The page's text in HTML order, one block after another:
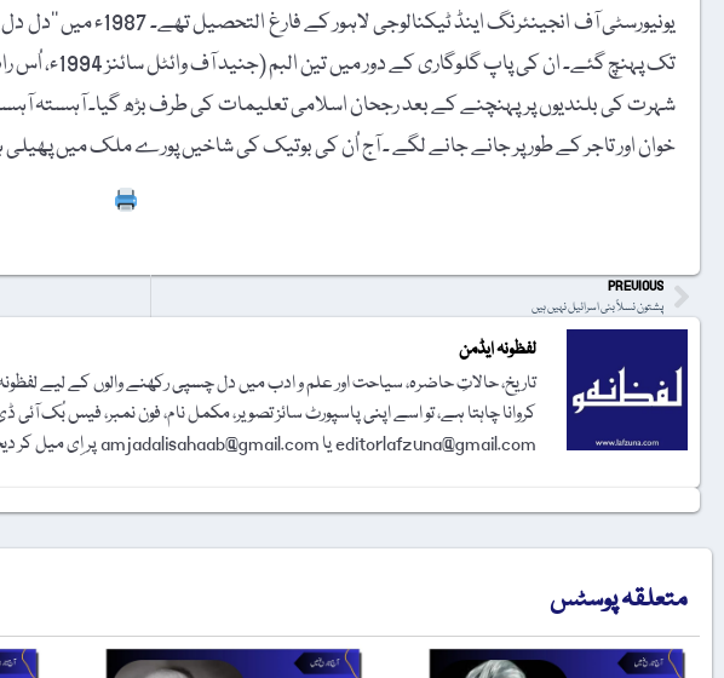
یونیورسٹی آف انجینئرنگ
تک پہنچ گئے۔ ان کی پاپ گلوگاری کے دور میں تین البم (جنید آف وائٹل سائنز 1994ء، اُس راہ پر 1999ء، دل کی بات 2002ء) ریلیز ہوئے ۔
شہرت کی بلندیوں پر پہنچنے کے بعد رجحان اسلامی تعلیمات کی طرف بڑھ گیا۔ آہستہ
خوان اور تاجر کے طور پر جانے جانے لگے ۔ آج اُن کی بوتیک کی شاخیں پورے ملک میں پھیلی
PREVIOUS
پشتون نسلاً بنی اسرائیل نہیں ہیں
لفظونہ ایڈمن
تاریخ، حالاتِ حاضرہ، سیاحت اور علم و ادب میں دل چسپی رکھنے والوں کے لیے
کروانا چاہتا ہے، تو اسے اپنی پاسپورٹ سائز تصویر، مکمل نام، فون نمبر، فیس بُک
editorlafzuna@gmail.com یا amjadalisahaab@gmail.com پر اِی میل کر دیجیے۔ تحریر شائع کرنے کا فیصلہ ایڈیٹوریل بورڈ کرے گا۔
متعلقہ پوسٹس